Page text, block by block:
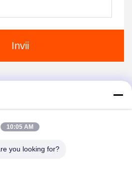
Invii
10:05 AM
you looking for?